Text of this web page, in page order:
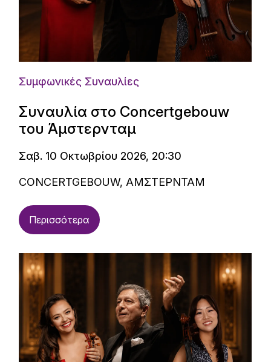
Συμφωνικές Συναυλίες
Συναυλία στο Concertgebouw
του Άμστερνταμ
Σαβ. 10 Οκτωβρίου 2026, 20:30
CONCERTGEBOUW, ΑΜΣΤΕΡΝΤΑΜ
Περισσότερα